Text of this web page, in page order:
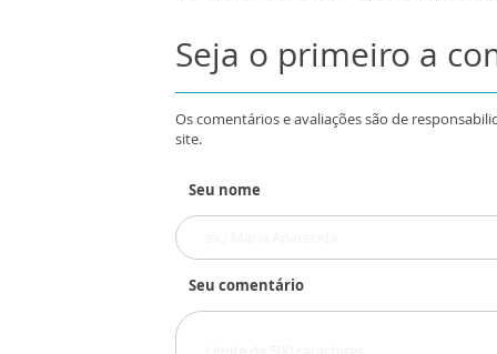
Seja o primeiro a
Os comentários e avaliações são de
site.
Seu nome
Seu comentário